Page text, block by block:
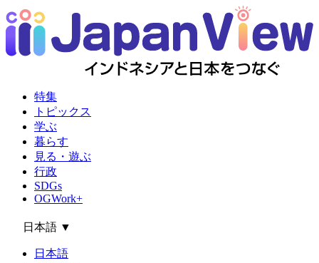
特集
トピックス
学ぶ
暮らす
見る・遊ぶ
行政
SDGs
OGWork+
日本語 ▼
日本語